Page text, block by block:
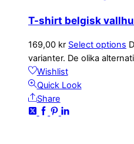
T-shirt belgisk
169,00 kr Select options
varianter. De olika
Wishlist
Quick Look
Share